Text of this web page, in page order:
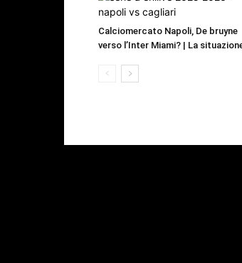
Calciomercato Napoli, De bruyne
verso l’Inter Miami? | La